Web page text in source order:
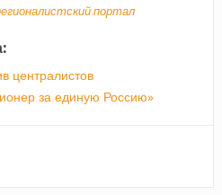
портал
централистов
за единую Россию»